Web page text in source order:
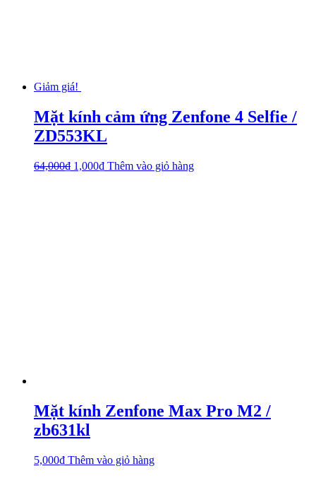
Giảm giá!
Mặt kính cảm ứng Zenfone 4 Selfie /
ZD553KL
64,000₫ 1,000₫ Thêm vào giỏ hàng
Mặt kính Zenfone Max Pro M2 /
zb631kl
5,000₫ Thêm vào giỏ hàng